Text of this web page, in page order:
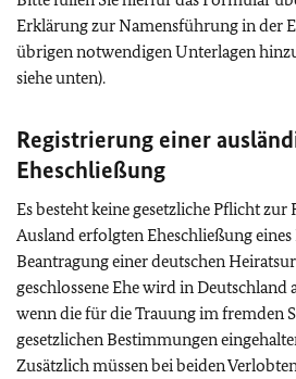
Erklärung zur Namensführung in der
übrigen notwendigen Unterlagen
siehe unten).
Registrierung einer
Eheschließung
Es besteht keine gesetzliche Pflicht
Ausland erfolgten Eheschließung
Beantragung einer deutschen
geschlossene Ehe wird in Deutschland
wenn die für die Trauung im fremden
gesetzlichen Bestimmungen
Zusätzlich müssen bei beiden